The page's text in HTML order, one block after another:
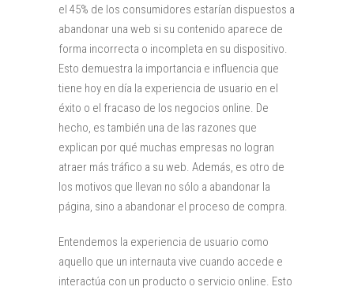
el 45% de los consumidores estarían dispuestos a
abandonar una web si su contenido aparece de
forma incorrecta o incompleta en su dispositivo.
Esto demuestra la importancia e influencia que
tiene hoy en día la experiencia de usuario en el
éxito o el fracaso de los negocios online. De
hecho, es también una de las razones que
explican por qué muchas empresas no logran
atraer más tráfico a su web. Además, es otro de
los motivos que llevan no sólo a abandonar la
página, sino a abandonar el proceso de compra.
Entendemos la experiencia de usuario como
aquello que un internauta vive cuando accede e
interactúa con un producto o servicio online. Esto